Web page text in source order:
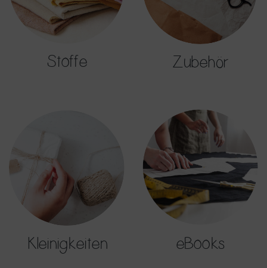
Stoffe Zubehör
Kleinigkeiten eBooks